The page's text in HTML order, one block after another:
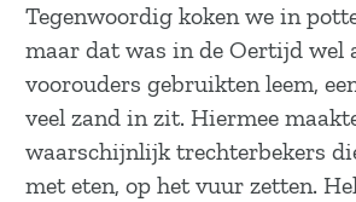
Tegenwoordig koken we in
maar dat was in de Oertijd wel
voorouders gebruikten leem,
veel zand in zit. Hiermee
waarschijnlijk trechterbekers
met eten, op het vuur zetten.